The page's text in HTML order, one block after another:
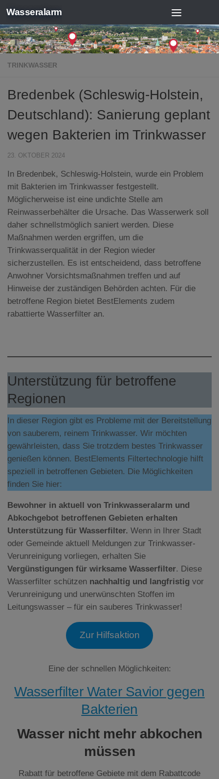
Zum Inhalt springen
Wasseralarm
TRINKWASSER
Bredenbek (Schleswig-Holstein,
Deutschland): Sanierung geplant
wegen Bakterien im Trinkwasser
23. OKTOBER 2024
In Bredenbek, Schleswig-Holstein, wurde ein Problem
mit Bakterien im Trinkwasser festgestellt.
Möglicherweise ist eine undichte Stelle am
Reinwasserbehälter die Ursache. Das Wasserwerk soll
daher schnellstmöglich saniert werden. Diese
Maßnahmen werden ergriffen, um die
Trinkwasserqualität in der Region wieder
sicherzustellen. Es ist entscheidend, dass betroffene
Anwohner Vorsichtsmaßnahmen treffen und auf
Hinweise der zuständigen Behörden achten. Für die
betroffene Region bietet BestElements zudem
rabattierte Wasserfilter an.
Unterstützung für betroffene
Regionen
In dieser Region gibt es Probleme mit der Bereitstellung
von sauberem, reinem Trinkwasser. Wir möchten
gewährleisten, dass Sie trotzdem bestes Trinkwasser
genießen können. BestElements Filtertechnologie hilft
speziell in betroffenen Gebieten. Die Möglichkeiten
finden Sie hier:
Bewohner in aktuell von Trinkwasseralarm und
Abkochgebot betroffenen Gebieten erhalten
Unterstützung für Wasserfilter. Wenn in Ihrer Stadt
oder Gemeinde aktuell Meldungen zur Trinkwasser-
Verunreinigung vorliegen, erhalten Sie
Vergünstigungen für wirksame Wasserfilter. Diese
Wasserfilter schützen nachhaltig und langfristig vor
Verunreinigung und unerwünschten Stoffen im
Leitungswasser – für ein sauberes Trinkwasser!
Zur Hilfsaktion
Eine der schnellen Möglichkeiten:
Wasserfilter Water Savior gegen
Bakterien
Wasser nicht mehr abkochen
müssen
Rabatt für betroffene Gebiete mit dem Rabattcode